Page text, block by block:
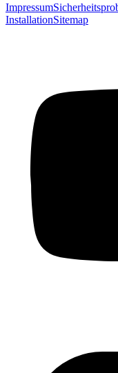
Impressum
InstallationSitemap